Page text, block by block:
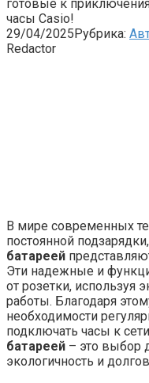
готовые к
часы Casio!
29/04/2025Рубрика:
Redactor
В мире современных
постоянной подзарядки,
батареей
Эти надежные и
от розетки, используя
работы. Благодаря
необходимости
подключать часы к
батареей – это выбор
экологичность и